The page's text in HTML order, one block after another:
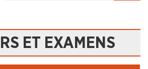
ET EXAMENS